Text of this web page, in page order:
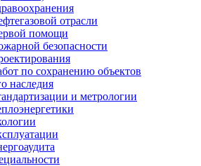
отрасли
помощи
безопасности
по сохранению объектов
наследия
и метрологии